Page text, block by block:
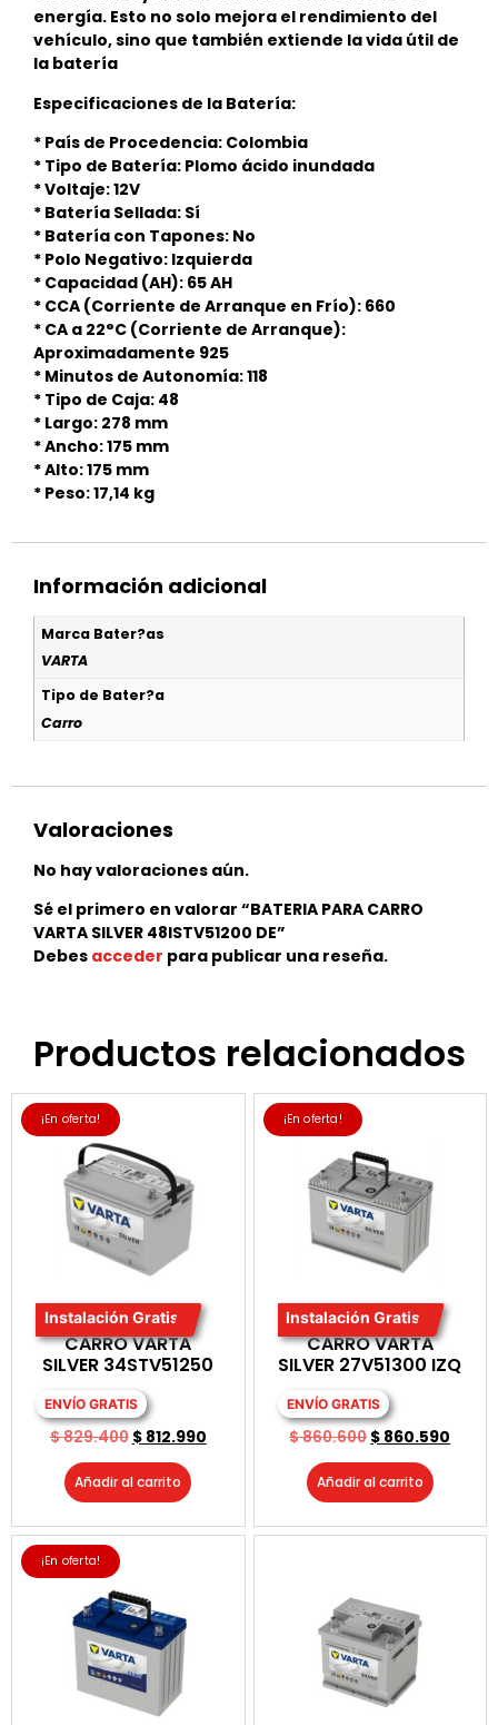
energía. Esto no solo mejora el rendimiento del
vehículo, sino que también extiende la vida útil de
la batería
Especificaciones de la Batería:
* País de Procedencia: Colombia
* Tipo de Batería: Plomo ácido inundada
* Voltaje: 12V
* Batería Sellada: Sí
* Batería con Tapones: No
* Polo Negativo: Izquierda
* Capacidad (AH): 65 AH
* CCA (Corriente de Arranque en Frío): 660
* CA a 22°C (Corriente de Arranque):
Aproximadamente 925
* Minutos de Autonomía: 118
* Tipo de Caja: 48
* Largo: 278 mm
* Ancho: 175 mm
* Alto: 175 mm
* Peso: 17,14 kg
Información adicional
Marca Bater?as
VARTA
Tipo de Bater?a
Carro
Valoraciones
No hay valoraciones aún.
Sé el primero en valorar “BATERIA PARA CARRO
VARTA SILVER 48ISTV51200 DE”
Debes acceder para publicar una reseña.
Productos relacionados
¡En oferta!
Instalación Gratis
BATERIA PARA
CARRO VARTA
SILVER 34STV51250
ENVÍO GRATIS
$829.400 $812.990
Añadir al carrito
¡En oferta!
Instalación Gratis
BATERIA PARA
CARRO VARTA
SILVER 27V51300 IZQ
ENVÍO GRATIS
$860.600$ 860.590
Añadir al carrito
¡En oferta!